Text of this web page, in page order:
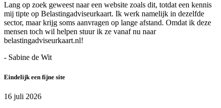
Lang op zoek geweest naar een website zoals dit, totdat een kennis
mij tipte op Belastingadviseurkaart. Ik werk namelijk in dezelfde
sector, maar krijg soms aanvragen op lange afstand. Omdat ik deze
mensen toch wil helpen stuur ik ze vanaf nu naar
belastingadviseurkaart.nl!
- Sabine de Wit
Eindelijk een fijne site
16 juli 2026